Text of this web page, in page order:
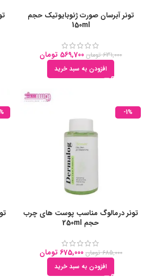
تونر آبرسان صورت ژنوبایوتیک حجم
150ml
631,000 تومان 569,700 تومان
افزودن به سبد خرید
-1%
تونر درمالوگ مناسب پوست های چرب
حجم 250ml
685,000 تومان 675,000 تومان
افزودن به سبد خرید